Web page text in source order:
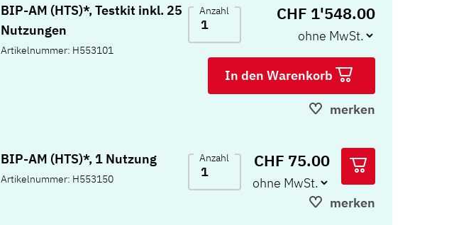
BIP-AM (HTS)*, Testkit inkl. 25
Nutzungen
Artikelnummer: H553101
Anzahl CHF 1'548.00
In den Warenkorb
merken
BIP-AM (HTS)*, 1 Nutzung
Artikelnummer: H553150
Anzahl CHF 75.00
merken